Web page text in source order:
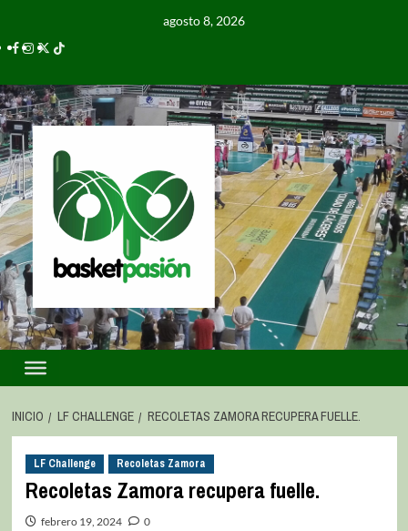
agosto 8, 2026
INICIO LF CHALLENGE RECOLETAS ZAMORA RECUPERA FUELLE.
LF Challenge Recoletas Zamora
Recoletas Zamora recupera fuelle.
febrero 19, 2024 0